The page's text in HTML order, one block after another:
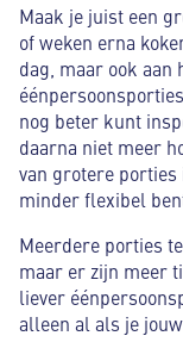
Maak je juist een
of weken erna
dag, maar ook aan
nog beter kunt
daarna niet meer
van grotere
minder flexibel
Meerdere porties
maar er zijn meer
liever
alleen al als je